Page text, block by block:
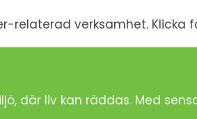
relaterad verksamhet. Klicka
där liv kan räddas. Med